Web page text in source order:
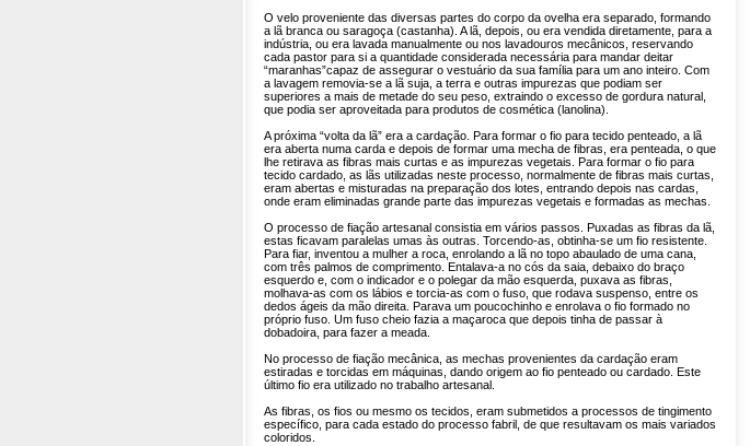
O velo proveniente das diversas partes do corpo da ovelha era separado, formando
a lã branca ou saragoça (castanha). A lã, depois, ou era vendida diretamente, para a
indústria, ou era lavada manualmente ou nos lavadouros mecânicos, reservando
cada pastor para si a quantidade considerada necessária para mandar deitar
“maranhas”capaz de assegurar o vestuário da sua família para um ano inteiro. Com
a lavagem removia-se a lã suja, a terra e outras impurezas que podiam ser
superiores a mais de metade do seu peso, extraindo o excesso de gordura natural,
que podia ser aproveitada para produtos de cosmética (lanolina).
A próxima “volta da lã” era a cardação. Para formar o fio para tecido penteado, a lã
era aberta numa carda e depois de formar uma mecha de fibras, era penteada, o que
lhe retirava as fibras mais curtas e as impurezas vegetais. Para formar o fio para
tecido cardado, as lãs utilizadas neste processo, normalmente de fibras mais curtas,
eram abertas e misturadas na preparação dos lotes, entrando depois nas cardas,
onde eram eliminadas grande parte das impurezas vegetais e formadas as mechas.
O processo de fiação artesanal consistia em vários passos. Puxadas as fibras da lã,
estas ficavam paralelas umas às outras. Torcendo-as, obtinha-se um fio resistente.
Para fiar, inventou a mulher a roca, enrolando a lã no topo abaulado de uma cana,
com três palmos de comprimento. Entalava-a no cós da saia, debaixo do braço
esquerdo e, com o indicador e o polegar da mão esquerda, puxava as fibras,
molhava-as com os lábios e torcia-as com o fuso, que rodava suspenso, entre os
dedos ágeis da mão direita. Parava um poucochinho e enrolava o fio formado no
próprio fuso. Um fuso cheio fazia a maçaroca que depois tinha de passar à
dobadoira, para fazer a meada.
No processo de fiação mecânica, as mechas provenientes da cardação eram
estiradas e torcidas em máquinas, dando origem ao fio penteado ou cardado. Este
último fio era utilizado no trabalho artesanal.
As fibras, os fios ou mesmo os tecidos, eram submetidos a processos de tingimento
específico, para cada estado do processo fabril, de que resultavam os mais variados
coloridos.